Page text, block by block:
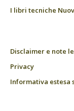
I libri tecniche
Disclaimer e note
Privacy
Informativa estesa